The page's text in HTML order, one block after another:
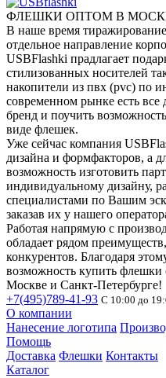
ФЛЕШКИ ОПТОМ В
В наше время
отдельное направление
USBFlashki прадлагает
стилизованных носителей
накопители из пвх (pvc) по
современном рынке есть все
бренд и поучить
виде флешек.
Уже сейчас компания
дизайна и формфакторов, а
возможность изготовить
индивидуальному дизайну,
специалистами по Вашим
заказав их у нашего
Работая напрямую с
обладает рядом
конкурентов. Благодаря
возможность купить
Москве и Санкт-Петербурге!
+7(495)789-41-93 С 10:00 до
О компании
Нанесение логотипа
Помощь
Доставка Флешки Контакты
Каталог